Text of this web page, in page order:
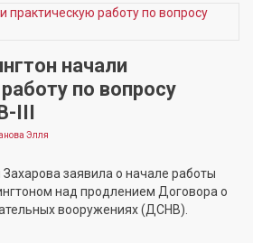
начали
по вопросу
III
Элля
заявила о начале работы
над продлением Договора о
вооружениях (ДСНВ).